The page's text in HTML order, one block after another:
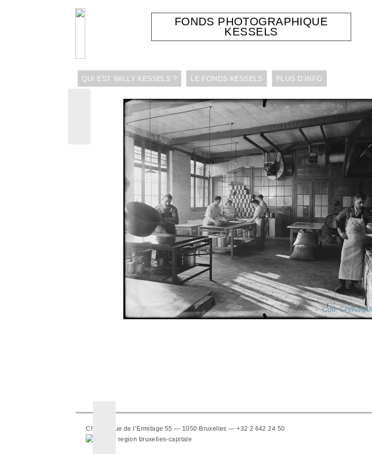
FONDS PHOTOGRAPHIQUE
KESSELS
QUI EST WILLY KESSELS ? LE FONDS KESSELS PLUS D’INFO
CIVA — Rue de l’Ermitage 55 — 1050 Bruxelles — +32 2 642 24 50